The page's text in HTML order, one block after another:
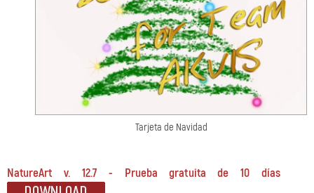
Tarjeta de Navidad
NatureArt v. 12.7 - Prueba gratuita de 10 días